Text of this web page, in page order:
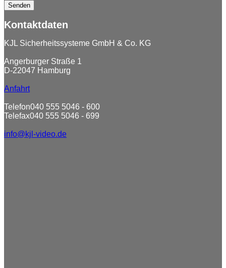
Kontaktdaten
KJL Sicherheitssysteme GmbH & Co. KG
Angerburger Straße 1
D-22047 Hamburg
Anfahrt
Telefon040 555 5046 - 600
Telefax040 555 5046 - 699
info@kjl-video.de